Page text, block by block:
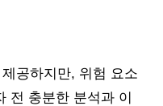
공하지만, 위험 요소
전 충분한 분석과 이